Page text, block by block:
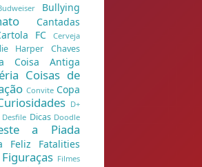
Bullying
Cantadas
FC Cerveja
Harper Chaves
Coisa Antiga
Coisas de
Convite Copa
D+
Desfile Dicas Doodle
a Piada
Feliz Fatalities
Figuraças Filmes